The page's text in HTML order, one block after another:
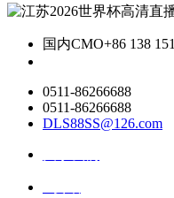
国内CMO+86 138
0511-86266688
0511-86266688
DLS88SS@126.com